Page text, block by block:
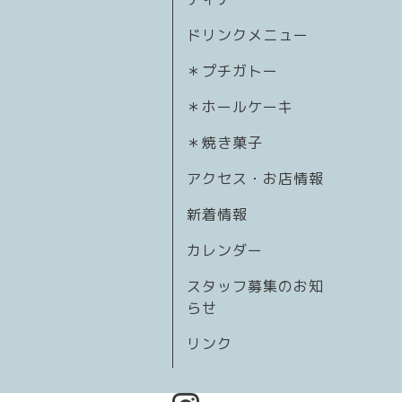
ドリンクメニュー
＊プチガトー
＊ホールケーキ
＊焼き菓子
アクセス・お店情報
新着情報
カレンダー
スタッフ募集のお知
らせ
リンク